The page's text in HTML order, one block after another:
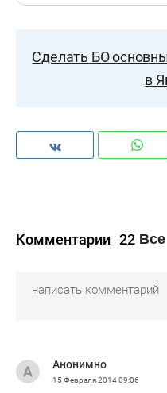
Сделать БО
в
Комментарии 22 Все
Анонимно
15 Февраля 201409:06